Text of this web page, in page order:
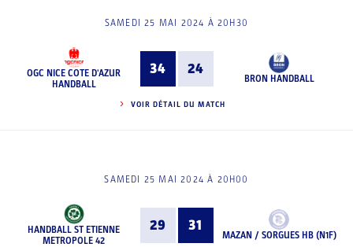
SAMEDI 25 MAI 2024 À 20H30
OGC NICE COTE D'AZUR
HANDBALL
34 24
BRON HANDBALL
VOIR DÉTAIL DU MATCH
SAMEDI 25 MAI 2024 À 20H00
HANDBALL ST ETIENNE
METROPOLE 42
29 31
MAZAN / SORGUES HB (N1F)